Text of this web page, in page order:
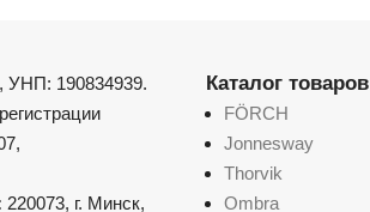
, УНП: 190834939.
220073, г. Минск,
Каталог товаров
FÖRCH
Jonnesway
Thorvik
Ombra